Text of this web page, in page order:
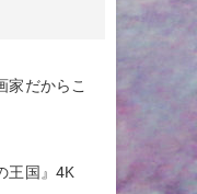
家だからこ
王国』4K